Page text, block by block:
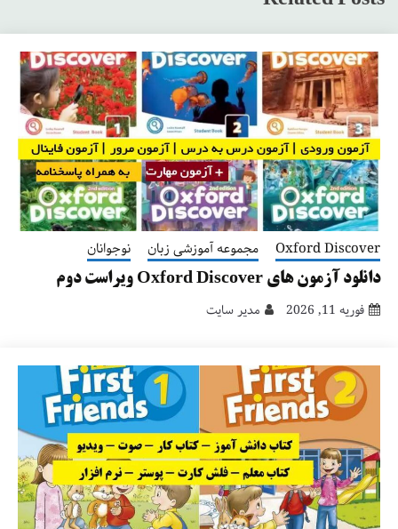
Oxford Discover مجموعه آموزشی زبان نوجوانان
دانلود آزمون های Oxford Discover ویراست دوم
فوریه 11, 2026 مدیر سایت